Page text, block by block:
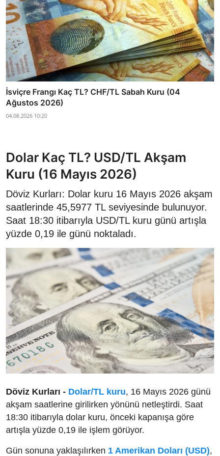
İsviçre Frangı Kaç TL? CHF/TL Sabah Kuru (04
Ağustos 2026)
04.08.2026 10:20
Dolar Kaç TL? USD/TL Akşam
Kuru (16 Mayıs 2026)
Döviz Kurları: Dolar kuru 16 Mayıs 2026 akşam
saatlerinde 45,5977 TL seviyesinde bulunuyor.
Saat 18:30 itibarıyla USD/TL kuru günü artışla
yüzde 0,19 ile günü noktaladı.
Döviz Kurları - Dolar/TL kuru, 16 Mayıs 2026 günü
akşam saatlerine girilirken yönünü netleştirdi. Saat
18:30 itibarıyla dolar kuru, önceki kapanışa göre
artışla yüzde 0,19 ile işlem görüyor.
Gün sonuna yaklaşılırken 1 Amerikan Doları (USD),